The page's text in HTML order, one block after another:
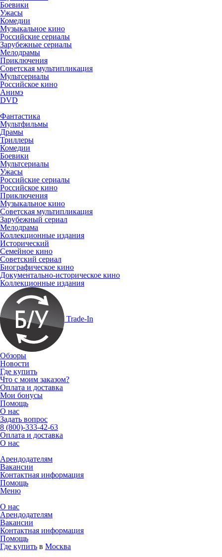
Боевики
Ужасы
Комедии
Музыкальное кино
Российские сериалы
Зарубежные сериалы
Мелодрамы
Приключения
Советская мультипликация
Мультсериалы
Российское кино
Анимэ
DVD
Фантастика
Мультфильмы
Драмы
Триллеры
Комедии
Боевики
Мультсериалы
Ужасы
Российские сериалы
Российское кино
Приключения
Музыкальное кино
Советская мультипликация
Зарубежный сериал
Мелодрама
Коллекционные издания
Исторический
Семейное кино
Советский сериал
Биографическое кино
Документально-историческое кино
Коллекционные издания
Trade-In
Обзоры
Новости
Где купить
Что с моим заказом?
Оплата и доставка
Мои бонусы
Помощь
О нас
Задать вопрос
8 (800)-333-42-63
Оплата и доставка
О нас
Арендодателям
Вакансии
Контактная информация
Помощь
Меню
О нас
Арендодателям
Вакансии
Контактная информация
Помощь
Где купить в Москва